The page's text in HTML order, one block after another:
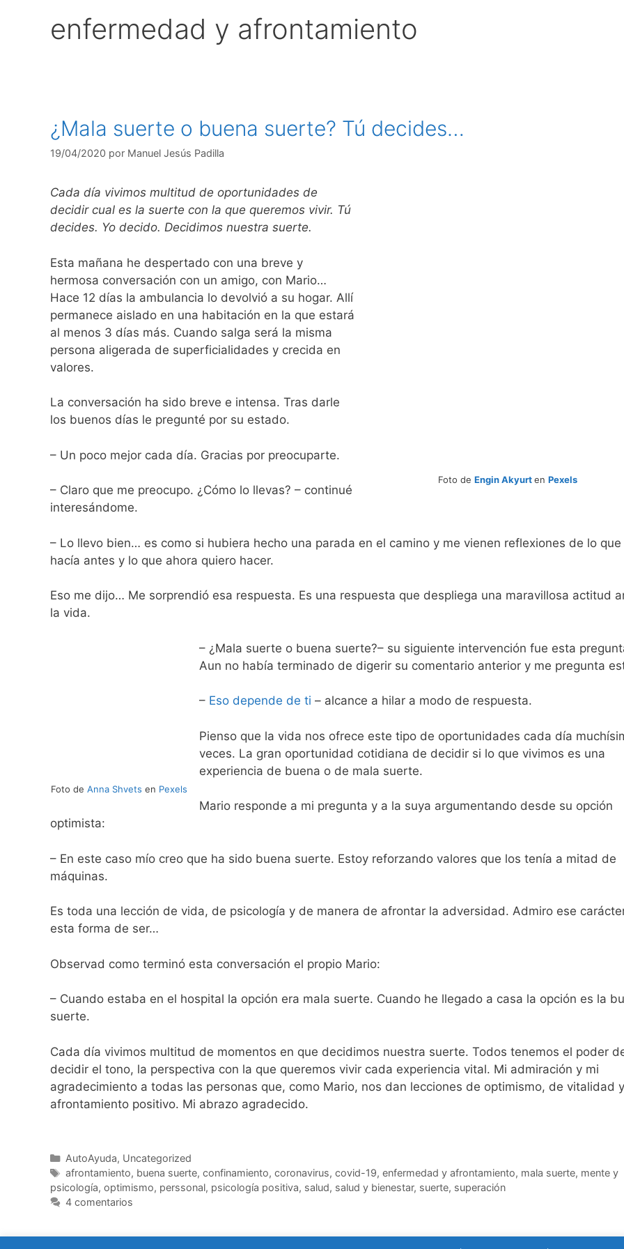
enfermedad y afrontamiento
¿Mala suerte o buena suerte? Tú decides…
19/04/2020 por Manuel Jesús Padilla
Foto de Engin Akyurten Pexels
Cada día vivimos multitud de oportunidades de
decidir cual es la suerte con la que queremos vivir. Tú
decides. Yo decido. Decidimos nuestra suerte.
Esta mañana he despertado con una breve y
hermosa conversación con un amigo, con Mario…
Hace 12 días la ambulancia lo devolvió a su hogar. Allí
permanece aislado en una habitación en la que estará
al menos 3 días más. Cuando salga será la misma
persona aligerada de superficialidades y crecida en
valores.
La conversación ha sido breve e intensa. Tras darle
los buenos días le pregunté por su estado.
– Un poco mejor cada día. Gracias por preocuparte.
– Claro que me preocupo. ¿Cómo lo llevas? – continué
interesándome.
– Lo llevo bien… es como si hubiera hecho una parada en el camino y me vienen reflexiones de lo que
hacía antes y lo que ahora quiero hacer.
Eso me dijo… Me sorprendió esa respuesta. Es una respuesta que despliega una maravillosa actitud
la vida.
Foto de Anna Shvets en Pexels
– ¿Mala suerte o buena suerte?– su siguiente intervención fue esta
Aun no había terminado de digerir su comentario anterior y me pregunta
– Eso depende de ti – alcance a hilar a modo de respuesta.
Pienso que la vida nos ofrece este tipo de oportunidades cada día
veces. La gran oportunidad cotidiana de decidir si lo que vivimos es una
experiencia de buena o de mala suerte.
Mario responde a mi pregunta y a la suya argumentando desde su opción
optimista:
– En este caso mío creo que ha sido buena suerte. Estoy reforzando valores que los tenía a mitad de
máquinas.
Es toda una lección de vida, de psicología y de manera de afrontar la adversidad. Admiro ese
esta forma de ser…
Observad como terminó esta conversación el propio Mario:
– Cuando estaba en el hospital la opción era mala suerte. Cuando he llegado a casa la opción es la
suerte.
Cada día vivimos multitud de momentos en que decidimos nuestra suerte. Todos tenemos el poder
decidir el tono, la perspectiva con la que queremos vivir cada experiencia vital. Mi admiración y mi
agradecimiento a todas las personas que, como Mario, nos dan lecciones de optimismo, de vitalidad
afrontamiento positivo. Mi abrazo agradecido.
Categorías
AutoAyuda, Uncategorized
Etiquetas
afrontamiento, buena suerte, confinamiento, coronavirus, covid-19, enfermedad y afrontamiento, mala suerte, mente y
psicología, optimismo, perssonal, psicología positiva, salud, salud y bienestar, suerte, superación
4 comentarios